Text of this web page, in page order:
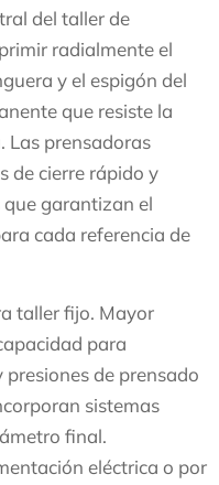
del taller de
radialmente el
y el espigón del
que resiste la
Las prensadoras
de cierre rápido y
garantizan el
cada referencia de
taller fijo. Mayor
para
de prensado
sistemas
final.
eléctrica o por